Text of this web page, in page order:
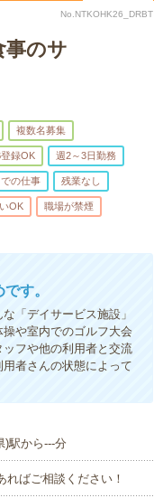
No.NTKOHK26_DRBT
事のサ
複数名募集
録OK 週2～3日勤務
の仕事 残業なし
OK 職場が禁煙
す。
「デイサービス施設」
や室内でのゴルフ大会
フや他の利用者と交流
者さんの状態によって
)駅から---分
ばご相談ください！